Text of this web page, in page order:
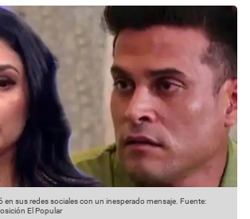
en sus redes sociales con un inesperado mensaje. Fuente:
El Popular